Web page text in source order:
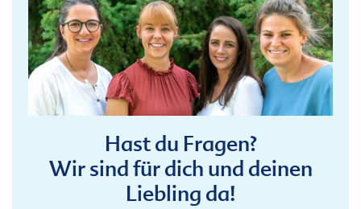
Hast du Fragen?
Wir sind für dich und deinen
Liebling da!